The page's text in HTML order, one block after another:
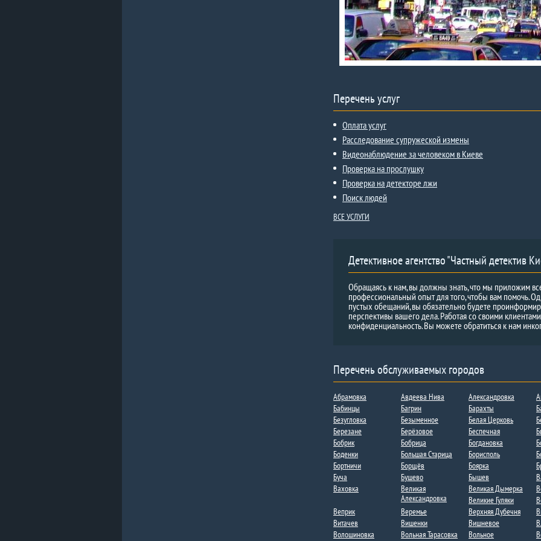
Перечень услуг
Оплата услуг
Расследование супружеской измены
Видеонаблюдение за человеком в Киеве
Проверка на прослушку
Проверка на детекторе лжи
Поиск людей
ВСЕ УСЛУГИ
Детективное агентство "Частный детектив
Обращаясь к нам, вы должны знать, что мы приложим
профессиональный опыт для того, чтобы вам помочь.
пустых обещаний, вы обязательно будете
перспективы вашего дела. Работая со своими
конфиденциальность. Вы можете обратиться к нам
Перечень обслуживаемых городов
Абрамовка Авдеева Нива Александровка
Бабинцы
Багрин Барахты
Безугловка
Безыменное Белая Церковь
Березане
Берёзовое Беспечная
Бобрик
Бобрица​​ Богдановка
Боденки​
Большая Старица Борисполь
Бортничи
Борщёв Боярка
Буча
Бушево Бышев
Ваховка​​
Великая
Александровка​
Великая Дымерка
Великие Гуляки
Веприк
Веремье Верхняя Дубечня​
Витачев
Вишенки Вишневое
Волошиновка
Вольная Тарасовка Вольное